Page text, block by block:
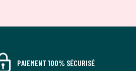
PAIEMENT 100% SÉCURISÉ